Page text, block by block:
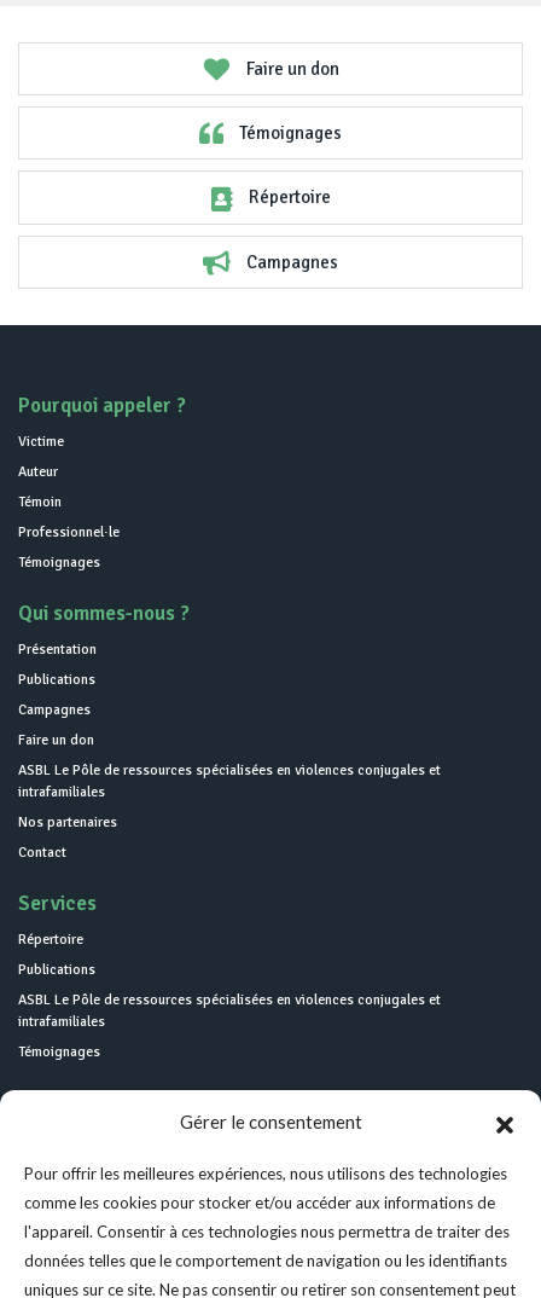
Gérer le consentement
Pour offrir les meilleures expériences, nous utilisons des technologies
comme les cookies pour stocker et/ou accéder aux informations de
l'appareil. Consentir à ces technologies nous permettra de traiter des
données telles que le comportement de navigation ou les identifiants
uniques sur ce site. Ne pas consentir ou retirer son consentement peut
Faire un don
Témoignages
Répertoire
Campagnes
Pourquoi appeler ?
Victime
Auteur
Témoin
Professionnel·le
Témoignages
Qui sommes-nous ?
Présentation
Publications
Campagnes
Faire un don
ASBL Le Pôle de ressources spécialisées en violences conjugales et
intrafamiliales
Nos partenaires
Contact
Services
Répertoire
Publications
ASBL Le Pôle de ressources spécialisées en violences conjugales et
intrafamiliales
Témoignages